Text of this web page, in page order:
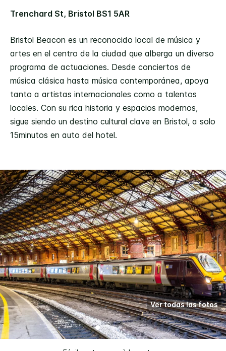
Trenchard St, Bristol BS1 5AR
Bristol Beacon es un reconocido local de música y
artes en el centro de la ciudad que alberga un diverso
programa de actuaciones. Desde conciertos de
música clásica hasta música contemporánea, apoya
tanto a artistas internacionales como a talentos
locales. Con su rica historia y espacios modernos,
sigue siendo un destino cultural clave en Bristol, a solo
15minutos en auto del hotel.
Ver todas las fotos